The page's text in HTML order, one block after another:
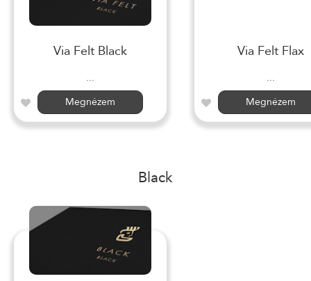
Via Felt Black
...
Megnézem
Via Felt Flax
...
Megnézem
Black